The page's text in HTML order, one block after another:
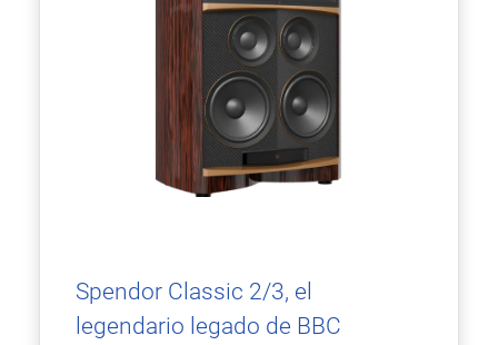
Spendor Classic 2/3, el
legendario legado de BBC